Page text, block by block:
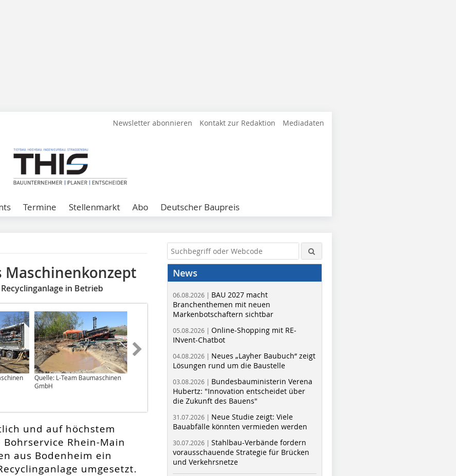
Newsletter abonnieren Kontakt zur Redaktion Mediadaten
Termine Stellenmarkt Abo Deutscher Baupreis
in Betrieb
Quelle: L-Team Baumaschinen
GmbH
Quelle: L-Team Baumaschinen
Quelle: L-Team Baumaschinen
GmbH
und auf höchstem
Rhein-Main
aus Bodenheim ein
umgesetzt.
News
06.08.2026 | BAU 2027 macht
Branchenthemen mit neuen
Markenbotschaftern sichtbar
05.08.2026 | Online-Shopping mit RE-
INvent-Chatbot
04.08.2026 | Neues „Layher Baubuch“ zeigt
Lösungen rund um die Baustelle
03.08.2026 | Bundesbauministerin Verena
Hubertz: "Innovation entscheidet über
die Zukunft des Bauens"
31.07.2026 | Neue Studie zeigt: Viele
Bauabfälle könnten vermieden werden
30.07.2026 | Stahlbau-Verbände fordern
vorausschauende Strategie für Brücken
und Verkehrsnetze